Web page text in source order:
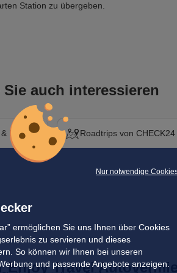
Nur notwendige
ermöglichen Sie uns Ihnen über Cookies
zu servieren und dieses
So können wir Ihnen bei unseren
und passende Angebote anzeigen.
Station zu übergeben.
auch interessieren
FAQ Roadtrips von CHECK24
Enjoy Travel